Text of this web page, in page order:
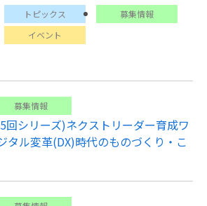
トピックス
募集情報
イベント
募集情報
回シリーズ)ネクストリーダー育成ワ
タル変革(DX)時代のものづくり・こ